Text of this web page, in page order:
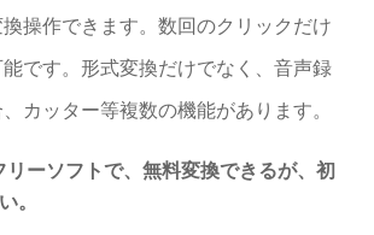
操作できます。数回のクリックだけ
です。形式変換だけでなく、音声録
カッター等複数の機能があります。
ーソフトで、無料変換できるが、初
。